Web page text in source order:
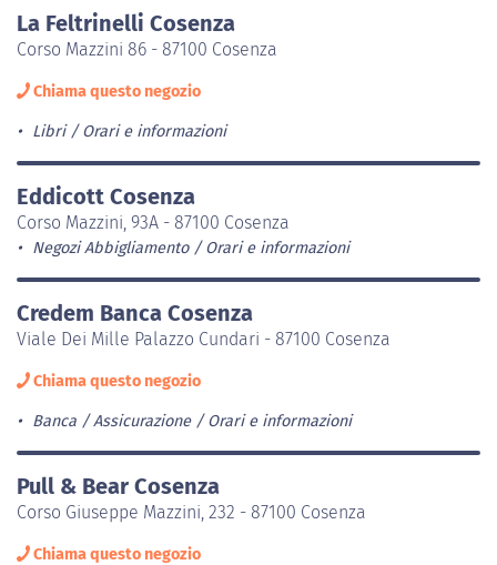
La Feltrinelli Cosenza
Corso Mazzini 86 - 87100 Cosenza
Chiama questo negozio
Libri Orari e informazioni
Eddicott Cosenza
Corso Mazzini, 93A - 87100 Cosenza
Negozi Abbigliamento Orari e informazioni
Credem Banca Cosenza
Viale Dei Mille Palazzo Cundari - 87100 Cosenza
Chiama questo negozio
Banca / Assicurazione Orari e informazioni
Pull & Bear Cosenza
Corso Giuseppe Mazzini, 232 - 87100 Cosenza
Chiama questo negozio